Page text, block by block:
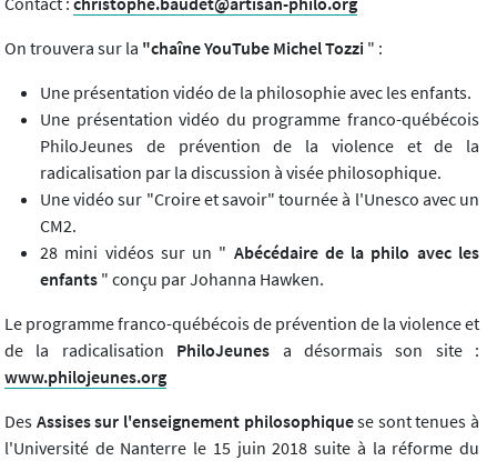
On trouvera sur la "chaîne YouTube Michel Tozzi " :
Une présentation vidéo de la philosophie avec les enfants.
Une présentation vidéo du programme franco-québécois
PhiloJeunes de prévention de la violence et de la
radicalisation par la discussion à visée philosophique.
Une vidéo sur "Croire et savoir" tournée à l'Unesco avec un
CM2.
28 mini vidéos sur un " Abécédaire de la philo avec les
enfants " conçu par Johanna Hawken.
Le programme franco-québécois de prévention de la violence et
de la radicalisation PhiloJeunes a désormais son site :
www.philojeunes.org
Des Assises sur l'enseignement philosophiquese sont tenues à
l'Université de Nanterre le 15 juin 2018 suite à la réforme du